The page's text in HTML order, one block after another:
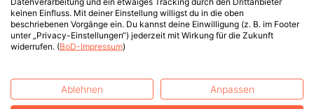
keinen Einfluss. Mit deiner Einstellung willigst du in die oben
beschriebenen Vorgänge ein. Du kannst deine Einwilligung (z. B. im Footer
unter „Privacy-Einstellungen“) jederzeit mit Wirkung für die Zukunft
widerrufen. (BoD-Impressum)
Ablehnen Anpassen